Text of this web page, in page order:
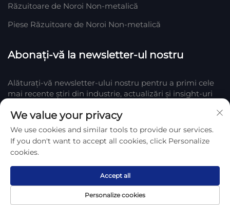
Răzuitoare de Noroi Non-metalică
Piese Răzuitoare de Noroi Non-metalică
Abonați-vă la newsletter-ul nostru
Alăturați-vă newsletter-ului nostru pentru a primi cele
mai recente știri din industrie, actualizări și insight-uri
Abonați-vă
We value your privacy
We use cookies and similar tools to provide our services.
If you don't want to accept all cookies, click Personalize
cookies.
Personalize cookies
Accept all